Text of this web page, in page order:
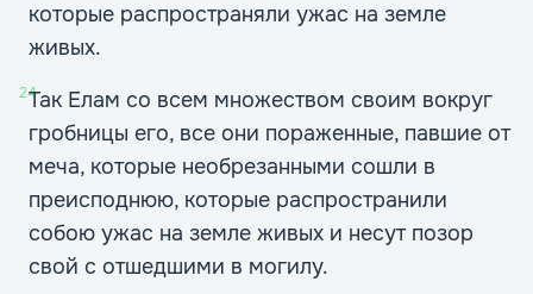
которые распространяли ужас на земле
живых.
24Так Елам со всем множеством своим вокруг
гробницы его, все они пораженные, павшие от
меча, которые необрезанными сошли в
преисподнюю, которые распространили
собою ужас на земле живых и несут позор
свой с отшедшими в могилу.